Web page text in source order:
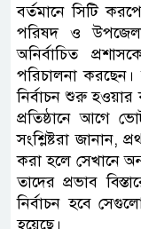
বর্তমানে সিটি
পরিষদ ও উপজেলা
অনির্বাচিত
পরিচালনা
নির্বাচন শুরু
প্রতিষ্ঠানে আগে
সংশ্লিষ্টরা জানান,
করা হলে সেখানে
তাদের প্রভাব
নির্বাচন হবে
হয়েছে।